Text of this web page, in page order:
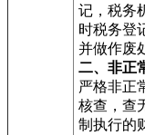
记，税务
时税务登
并做作废
二、非正
严格非正
核查，查
制执行的